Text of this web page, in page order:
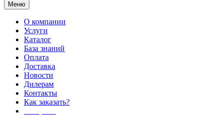
Меню
О компании
Услуги
Каталог
База знаний
Оплата
Доставка
Новости
Дилерам
Контакты
Как заказать?